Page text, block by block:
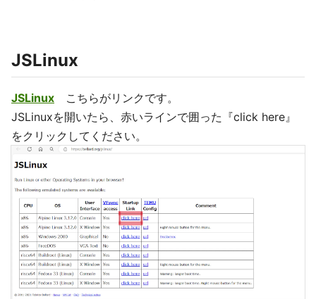
JSLinux
JSLinux こちらがリンクです。
JSLinuxを開いたら、赤いラインで囲った『click here』
をクリックしてください。